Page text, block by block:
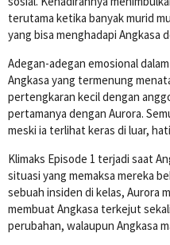
terutama ketika banyak murid
yang bisa menghadapi Angkasa
Adegan-adegan emosional
Angkasa yang termenung
pertengkaran kecil dengan
pertamanya dengan Aurora.
meski ia terlihat keras di luar,
Klimaks Episode 1 terjadi saat
situasi yang memaksa mereka
sebuah insiden di kelas, Aurora
membuat Angkasa terkejut
perubahan, walaupun Angkasa